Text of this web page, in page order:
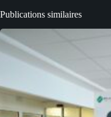
Publications similaires